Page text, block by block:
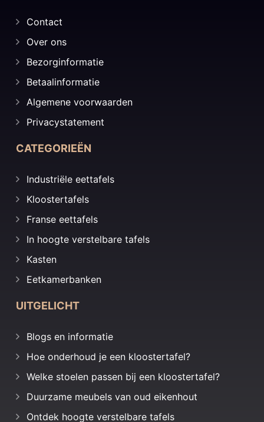
Contact
Over ons
Bezorginformatie
Betaalinformatie
Algemene voorwaarden
Privacystatement
CATEGORIEËN
Industriële eettafels
Kloostertafels
Franse eettafels
In hoogte verstelbare tafels
Kasten
Eetkamerbanken
UITGELICHT
Blogs en informatie
Hoe onderhoud je een kloostertafel?
Welke stoelen passen bij een kloostertafel?
Duurzame meubels van oud eikenhout
Ontdek hoogte verstelbare tafels